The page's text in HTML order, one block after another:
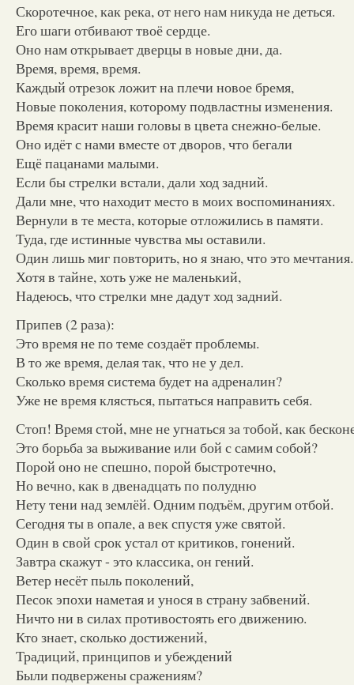
Скоротечное, как река, от него нам никуда не деться.
Его шаги отбивают твоё сердце.
Оно нам открывает дверцы в новые дни, да.
Время, время, время.
Каждый отрезок ложит на плечи новое бремя,
Новые поколения, которому подвластны изменения.
Время красит наши головы в цвета снежно-белые.
Оно идёт с нами вместе от дворов, что бегали
Ещё пацанами малыми.
Если бы стрелки встали, дали ход задний.
Дали мне, что находит место в моих воспоминаниях.
Вернули в те места, которые отложились в памяти.
Туда, где истинные чувства мы оставили.
Один лишь миг повторить, но я знаю, что это мечтания.
Хотя в тайне, хоть уже не маленький,
Надеюсь, что стрелки мне дадут ход задний.
Припев (2 раза):
Это время не по теме создаёт проблемы.
В то же время, делая так, что не у дел.
Сколько время система будет на адреналин?
Уже не время клясться, пытаться направить себя.
Стоп! Время стой, мне не угнаться за тобой, как
Это борьба за выживание или бой с самим собой?
Порой оно не спешно, порой быстротечно,
Но вечно, как в двенадцать по полудню
Нету тени над землёй. Одним подъём, другим отбой.
Сегодня ты в опале, а век спустя уже святой.
Один в свой срок устал от критиков, гонений.
Завтра скажут - это классика, он гений.
Ветер несёт пыль поколений,
Песок эпохи наметая и унося в страну забвений.
Ничто ни в силах противостоять его движению.
Кто знает, сколько достижений,
Традиций, принципов и убеждений
Были подвержены сражениям?